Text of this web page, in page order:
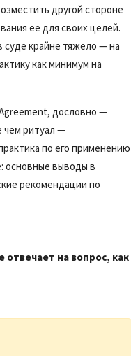
другой стороне
ее для своих целей.
суде крайне тяжело — на
как минимум на
дословно —
чем ритуал —
по его применению
основные выводы в
рекомендации по
на вопрос, как